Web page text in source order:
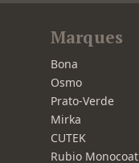
Marques
Bona
Osmo
Prato-Verde
Mirka
CUTEK
Rubio Monocoat